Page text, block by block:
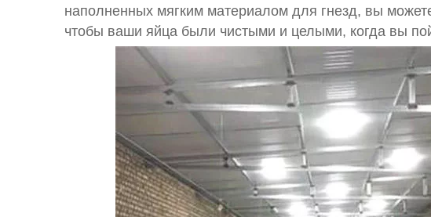
наполненных мягким материалом для гнезд, вы
чтобы ваши яйца были чистыми и целыми, когда вы